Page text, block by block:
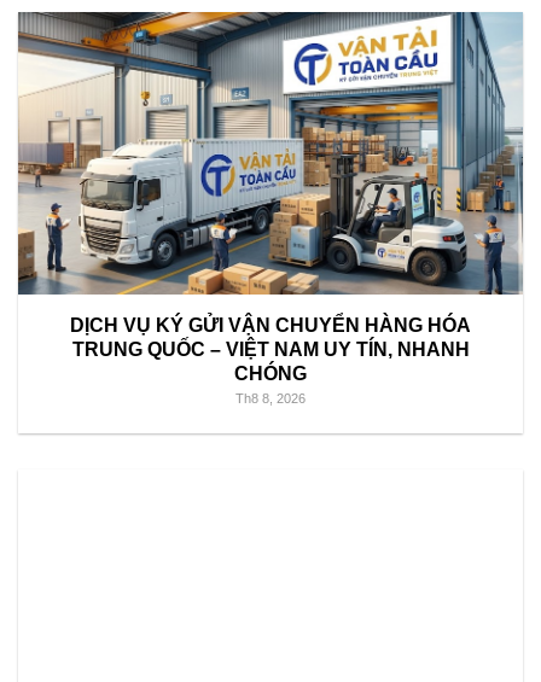
DỊCH VỤ KÝ GỬI VẬN CHUYỂN HÀNG HÓA
TRUNG QUỐC – VIỆT NAM UY TÍN, NHANH
CHÓNG
Th8 8, 2026